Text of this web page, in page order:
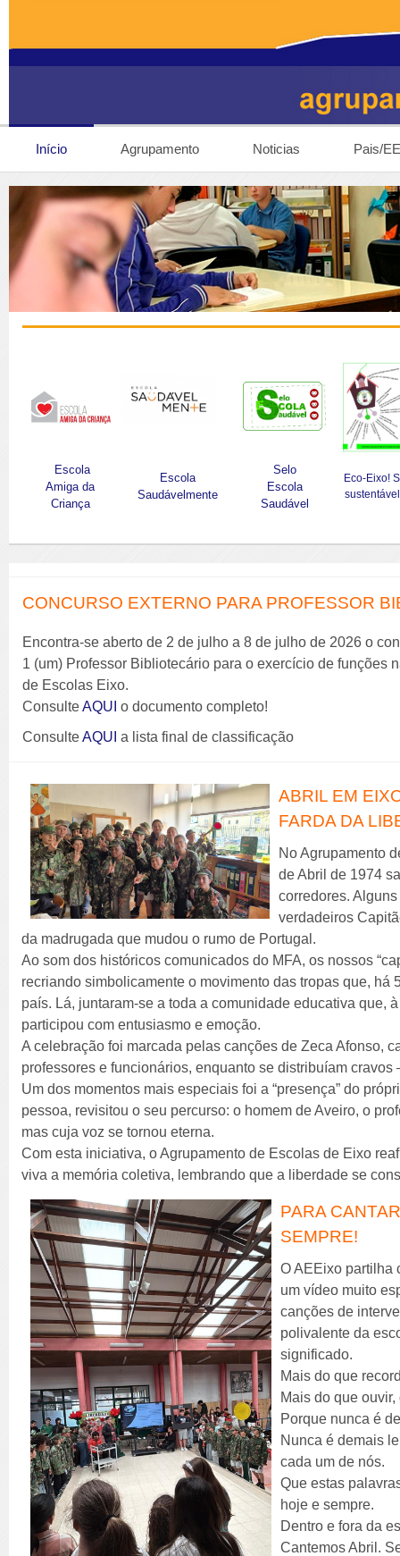
Início Agrupamento Noticias Pais/EE
Escola
Amiga da
Criança
Escola
Saudávelmente
Selo
Escola
Saudável
Eco-Eixo!
CONCURSO EXTERNO PARA PROFESSOR
Encontra-se aberto de 2 de julho a 8 de julho de 2026 o
1 (um) Professor Bibliotecário para o exercício de funções
de Escolas Eixo.
ConsulteAQUI o documento completo!
ConsulteAQUI a lista final de classificação
ABRIL EM
FARDA DA
No Agrupamento
de Abril de 1974
corredores.
verdadeiros
da madrugada que mudou o rumo de Portugal.
Ao som dos históricos comunicados do MFA, os nossos
recriando simbolicamente o movimento das tropas que, há
país. Lá, juntaram-se a toda a comunidade educativa que,
participou com entusiasmo e emoção.
A celebração foi marcada pelas canções de Zeca Afonso,
professores e funcionários, enquanto se distribuíam
Um dos momentos mais especiais foi a “presença” do
pessoa, revisitou o seu percurso: o homem de Aveiro, o
mas cuja voz se tornou eterna.
Com esta iniciativa, o Agrupamento de Escolas de Eixo
viva a memória coletiva, lembrando que a liberdade se
PARA
SEMPRE!
O AEEixo partilha
um vídeo muito
canções de
polivalente da
significado.
Mais do que
Mais do que
Porque nunca é
Nunca é demais
cada um de nós.
Que estas
hoje e sempre.
Dentro e fora da
Cantemos Abril.